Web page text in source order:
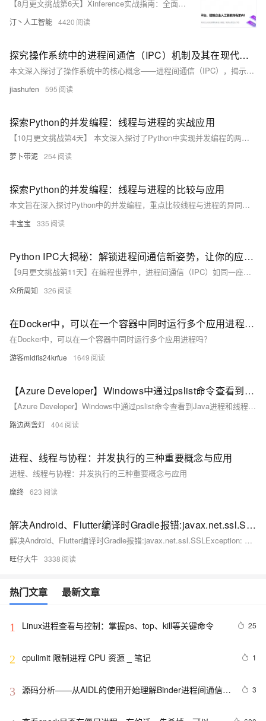
【8月更文挑战第6天】Xinference实战指南：全面解析LLM大模型部署流程，携手Dify打造高效AI应用实践案例，加速AI项目落地进程
汀丶人工智能 4420
探究操作系统中的进程间通信（IPC）机制及其在现代软件开发中的应用
本文深入探讨了操作系统中的核心概念——进程间通信（IPC），揭示了其在现代软件开发中的关键作用。通过对各种IPC机制如管道、消息队列、共享内存等的详细分析，本文旨在为读者提供一个清晰的理解框架，帮助他们掌握如何在实际应用中有效利用这些技术以实现进程间的协同工作。此外，文章还将探讨IPC在高并发环境下的性能优化策略，以及如何避免常见的IPC编程错误。通过结合理论与实践，本文不仅适合希望深入了解操作系统原理的技术人员阅读，也对那些致力于提升软件质量和开发效率的程序员具有重要参考价值。
jiashufen 595
探索Python的并发编程：线程与进程的实战应用
【10月更文挑战第4天】 本文深入探讨了Python中实现并发编程的两种主要方式——线程和进程，通过对比分析它们的特点、适用场景以及在实际编程中的应用，为读者提供清晰的指导。同时，文章还介绍了一些高级并发模型如协程，并给出了性能优化的建议。
萝卜带泥 254
探索Python的并发编程：线程与进程的比较与应用
本文旨在深入探讨Python中的并发编程，重点比较线程与进程的异同、适用场景及实现方法。通过分析GIL对线程并发的影响，以及进程间通信的成本，我们将揭示何时选择线程或进程更为合理。同时，文章将提供实用的代码示例，帮助读者更好地理解并运用这些概念，以提升多任务处理的效率和性能。
丰宝宝 335
Python IPC大揭秘：解锁进程间通信新姿势，让你的应用无界连接
【9月更文挑战第11天】在编程世界中，进程间通信（IPC）如同一座无形的桥梁，连接不同进程的信息孤岛，使应用无界而广阔。Python凭借其丰富的IPC机制，让开发者轻松实现进程间的无缝交流。本文将揭开Python IPC的神秘面纱，介绍几种关键的IPC技术：管道提供简单的单向数据传输，适合父子进程间通信；队列则是线程和进程安全的数据共享结构，支持多进程访问；共享内存允许快速读写大量数据，需配合锁机制确保一致性；套接字则能实现跨网络的通信，构建分布式系统。掌握这些技术，你的应用将不再受限于单个进程，实现更强大的功能。
众所周知 326
在Docker中，可以在一个容器中同时运行多个应用进程吗？
在Docker中，可以在一个容器中同时运行多个应用进程吗？
游客mldfis24krfue 1649
【Azure Developer】Windows中通过pslist命令查看到Java进程和线程信息，但为什么和代码中打印出来的进程号不一致呢？
【Azure Developer】Windows中通过pslist命令查看到Java进程和线程信息，但为什么和代码中打印出来的进程号不一致呢？
路边两盏灯 404
进程、线程与协程：并发执行的三种重要概念与应用
进程、线程与协程：并发执行的三种重要概念与应用
糜终 623
解决Android、Flutter编译时Gradle报错:javax.net.ssl.SSLException: Connection reset
解决Android、Flutter编译时Gradle报错:javax.net.ssl.SSLException: Connection reset
旺仔大牛 3338
热门文章 最新文章
1 Linux进程查看与控制：掌握ps、top、kill等关键命令 25
2 cpulimit 限制进程 CPU 资源 _ 笔记 1
3 源码分析——从AIDL的使用开始理解Binder进程间通信的
3